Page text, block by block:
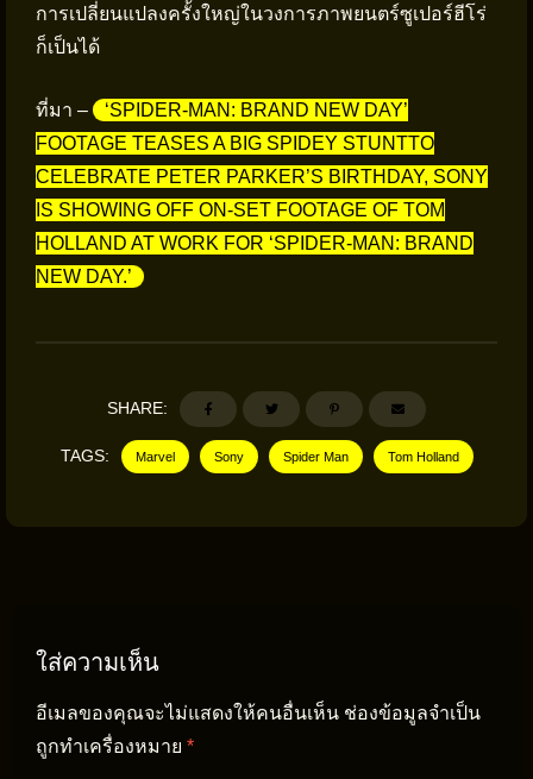
การเปลี่ยนแปลงครั้งใหญ่ในวงการภาพยนตร์ซูเปอร์ฮีโร่
ก็เป็นได้
ที่มา –
‘SPIDER-MAN: BRAND NEW DAY’
FOOTAGE TEASES A BIG SPIDEY STUNTTO
CELEBRATE PETER PARKER’S BIRTHDAY, SONY
IS SHOWING OFF ON-SET FOOTAGE OF TOM
HOLLAND AT WORK FOR ‘SPIDER-MAN: BRAND
NEW DAY.’
SHARE:
TAGS: Marvel Sony Spider Man Tom Holland
ใส่ความเห็น
อีเมลของคุณจะไม่แสดงให้คนอื่นเห็น ช่องข้อมูลจำเป็น
ถูกทำเครื่องหมาย *